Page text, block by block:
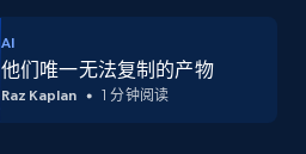
AI
他们唯一无法复制的产物
Raz Kaplan 1 分钟阅读